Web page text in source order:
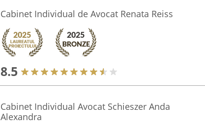
Cabinet Individual de Avocat Renata Reiss
8.5
Cabinet Individual Avocat Schieszer Anda
Alexandra